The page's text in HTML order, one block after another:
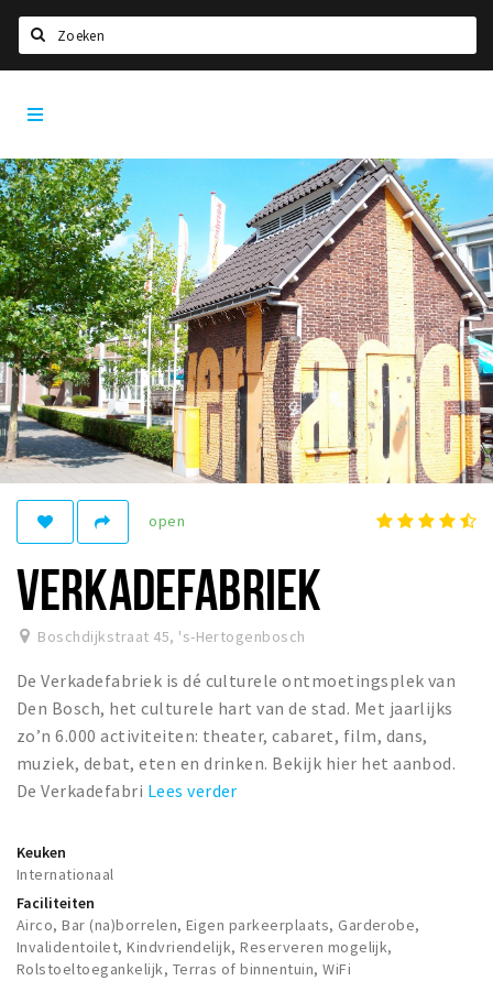
Home
Agenda
Deals
Party pics
Nieuws, interviews & blogs
Eten
Drinken
Slapen
Recreatief
Winkels
Winkelgebieden
Bezienswaardigheden
Musea, theaters & podia
Uitjes & activiteiten
Toeristische routes
Natuurgebieden
Baroniepoorten
Andere City Apps
Inloggen
open
VERKADEFABRIEK
Boschdijkstraat 45, 's-Hertogenbosch
De Verkadefabriek is dé culturele ontmoetingsplek van
Den Bosch, het culturele hart van de stad. Met jaarlijks
zo’n 6.000 activiteiten: theater, cabaret, film, dans,
muziek, debat, eten en drinken. Bekijk hier het aanbod.
De Verkadefabri Lees verder
Keuken
Internationaal
Faciliteiten
Airco, Bar (na)borrelen, Eigen parkeerplaats, Garderobe,
Invalidentoilet, Kindvriendelijk, Reserveren mogelijk,
Rolstoeltoegankelijk, Terras of binnentuin, WiFi